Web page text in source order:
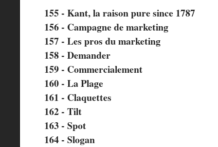
155 - Kant, la raison pure since 1787
156 - Campagne de marketing
157 - Les pros du marketing
158 - Demander
159 - Commercialement
160 - La Plage
161 - Claquettes
162 - Tilt
163 - Spot
164 - Slogan